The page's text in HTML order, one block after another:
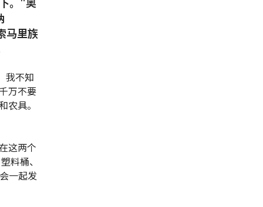
马里族
我不知
万不要
具。
这两个
料桶、
一起发